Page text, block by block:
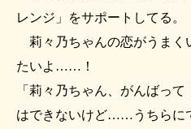
レンジ」をサポートしてる。
莉々乃ちゃんの恋がうまく
たいよ……！
「莉々乃ちゃん、がんばっ
はできないけど……うちらに